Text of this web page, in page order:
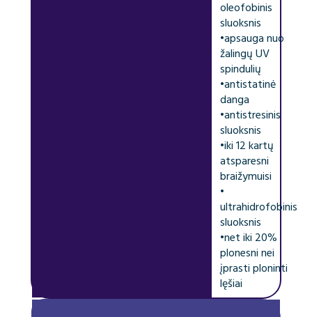
oleofobinis
sluoksnis
•apsauga nuo
žalingų UV
spindulių
•antistatinė
danga
•antistresinis
sluoksnis
•iki 12 kartų
atsparesni
braižymuisi
•
ultrahidrofobinis
sluoksnis
•net iki 20%
plonesni nei
įprasti ploninti
lęšiai